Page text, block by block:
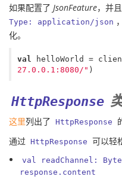
如果配置了 JsonFeature，并
Type: application/json
化。
val helloWorld =
27.0.0.1:8080/" )
HttpResponse
这里列出了 HttpResponse
通过 HttpResponse 可以轻
val readChannel:
response.content